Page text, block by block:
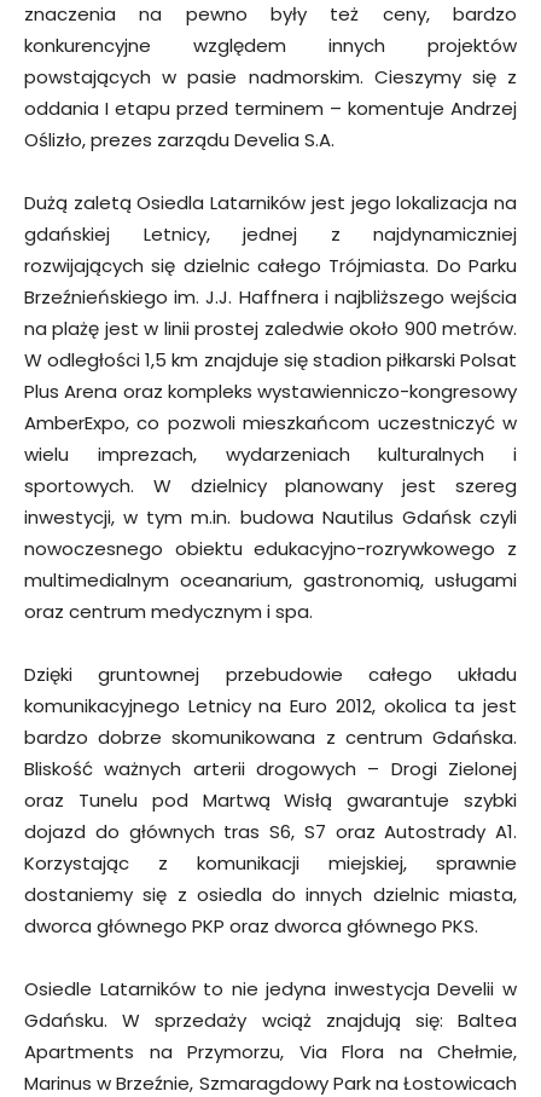
znaczenia na pewno były też ceny, bardzo
konkurencyjne względem innych projektów
powstających w pasie nadmorskim. Cieszymy się z
oddania I etapu przed terminem – komentuje Andrzej
Oślizło, prezes zarządu Develia S.A.
Dużą zaletą Osiedla Latarników jest jego lokalizacja na
gdańskiej Letnicy, jednej z najdynamiczniej
rozwijających się dzielnic całego Trójmiasta. Do Parku
Brzeźnieńskiego im. J.J. Haffnera i najbliższego wejścia
na plażę jest w linii prostej zaledwie około 900 metrów.
W odległości 1,5 km znajduje się stadion piłkarski Polsat
Plus Arena oraz kompleks wystawienniczo-kongresowy
AmberExpo, co pozwoli mieszkańcom uczestniczyć w
wielu imprezach, wydarzeniach kulturalnych i
sportowych. W dzielnicy planowany jest szereg
inwestycji, w tym m.in. budowa Nautilus Gdańsk czyli
nowoczesnego obiektu edukacyjno-rozrywkowego z
multimedialnym oceanarium, gastronomią, usługami
oraz centrum medycznym i spa.
Dzięki gruntownej przebudowie całego układu
komunikacyjnego Letnicy na Euro 2012, okolica ta jest
bardzo dobrze skomunikowana z centrum Gdańska.
Bliskość ważnych arterii drogowych – Drogi Zielonej
oraz Tunelu pod Martwą Wisłą gwarantuje szybki
dojazd do głównych tras S6, S7 oraz Autostrady A1.
Korzystając z komunikacji miejskiej, sprawnie
dostaniemy się z osiedla do innych dzielnic miasta,
dworca głównego PKP oraz dworca głównego PKS.
Osiedle Latarników to nie jedyna inwestycja Develii w
Gdańsku. W sprzedaży wciąż znajdują się: Baltea
Apartments na Przymorzu, Via Flora na Chełmie,
Marinus w Brzeźnie, Szmaragdowy Park na Łostowicach